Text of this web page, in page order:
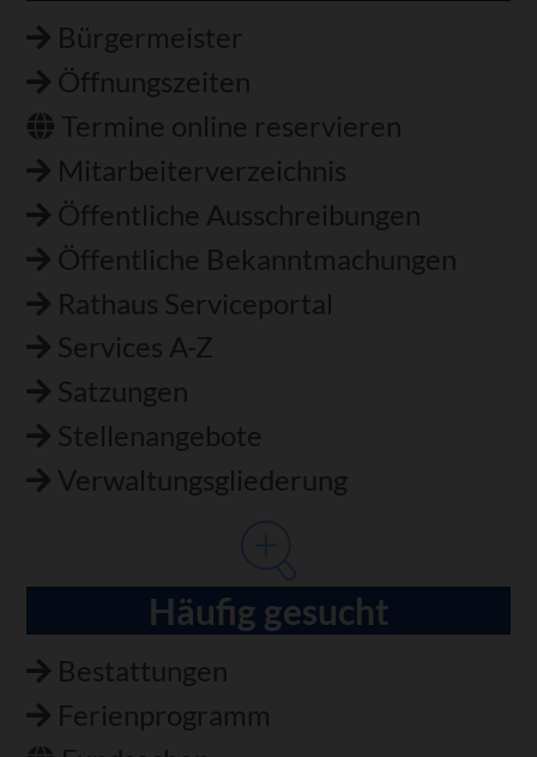
Bürgermeister
Öffnungszeiten
Termine online reservieren
Mitarbeiterverzeichnis
Öffentliche Ausschreibungen
Öffentliche Bekanntmachungen
Rathaus Serviceportal
Services A-Z
Satzungen
Stellenangebote
Verwaltungsgliederung
Häufig gesucht
Bestattungen
Ferienprogramm